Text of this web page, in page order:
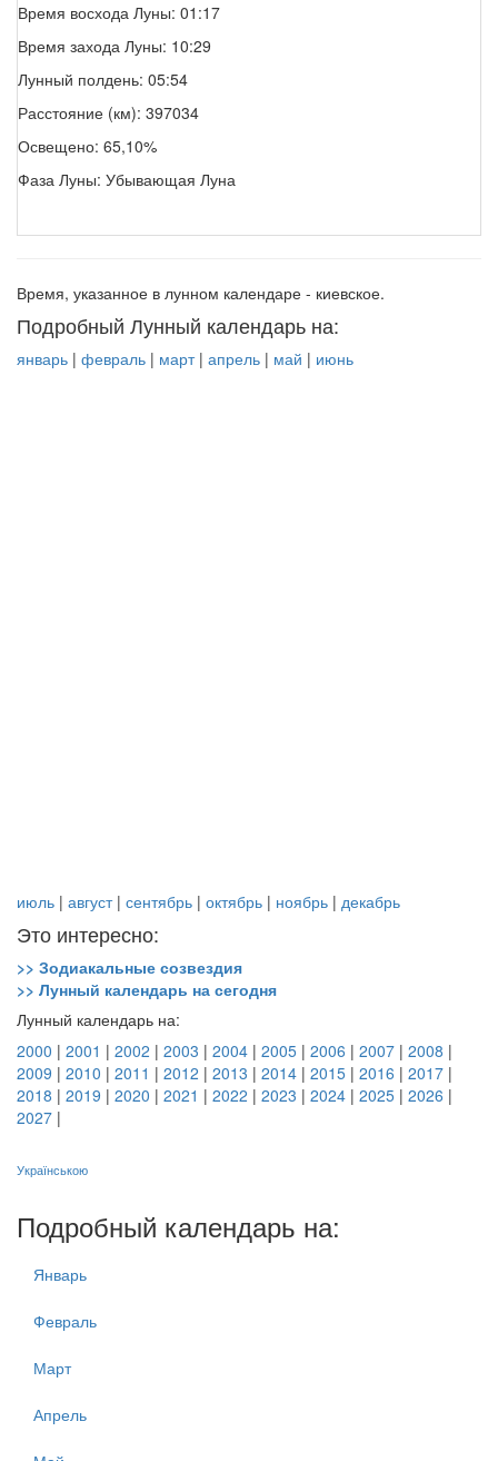
Время восхода Луны: 01:17
Время захода Луны: 10:29
Лунный полдень: 05:54
Расстояние (км): 397034
Освещено: 65,10%
Фаза Луны: Убывающая Луна
Время, указанное в лунном календаре - киевское.
Подробный Лунный календарь на:
январь | февраль | март| апрель | май | июнь
июль | август| сентябрь | октябрь | ноябрь | декабрь
Это интересно:
>> Зодиакальные созвездия
>> Лунный календарь на сегодня
Лунный календарь на:
2000 | 2001 | 2002 | 2003 | 2004 | 2005 | 2006 | 2007 | 2008 |
2009 | 2010 | 2011 | 2012 | 2013 | 2014 | 2015 | 2016 | 2017 |
2018 | 2019 | 2020 | 2021 | 2022 | 2023 | 2024 | 2025 | 2026 |
2027 |
Українською
Подробный календарь на:
Январь
Февраль
Март
Апрель